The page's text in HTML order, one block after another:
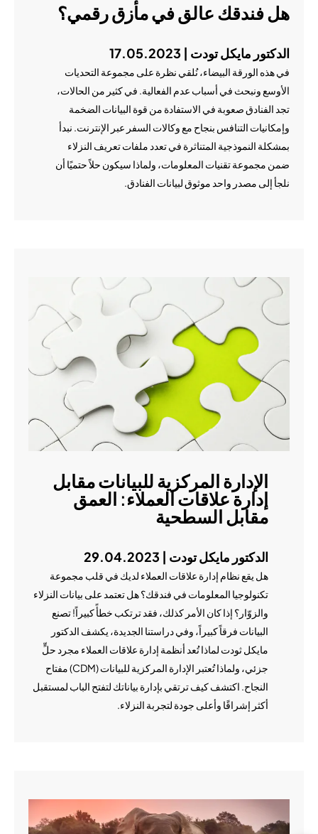
هل فندقك عالق في مأزق رقمي؟
الدكتور مايكل تودت | 17.05.2023
في هذه الورقة البيضاء، نُلقي نظرة على مجموعة التحديات
الأوسع ونبحث في أسباب عدم الفعالية. في كثير من الحالات،
تجد الفنادق صعوبة في الاستفادة من قوة البيانات الضخمة
وإمكانيات التنافس بنجاح مع وكالات السفر عبر الإنترنت. نبدأ
بمشكلة النموذجية المتناثرة في تعدد ملفات تعريف النزلاء
ضمن مجموعة تقنيات المعلومات، ولماذا سيكون حلاً حتميًا أن
نلجأ إلى مصدر واحد موثوق لبيانات الفنادق.
الإدارة المركزية للبيانات مقابل
إدارة علاقات العملاء: العمق
مقابل السطحية
الدكتور مايكل تودت | 29.04.2023
هل يقع نظام إدارة علاقات العملاء لديك في قلب مجموعة
تكنولوجيا المعلومات في فندقك؟ هل تعتمد على بيانات النزلاء
والزوّار؟ إذا كان الأمر كذلك، فقد ترتكب خطأً كبيراً! تصنع
البيانات فرقاً كبيراً، وفي دراستنا الجديدة، يكشف الدكتور
مايكل ثودت لماذا تُعد أنظمة إدارة علاقات العملاء مجرد حلٍّ
جزئي، ولماذا تُعتبر الإدارة المركزية للبيانات (CDM) مفتاح
النجاح. اكتشف كيف ترتقي بإدارة بياناتك لتفتح الباب لمستقبل
أكثر إشراقًا وأعلى جودة لتجربة النزلاء.